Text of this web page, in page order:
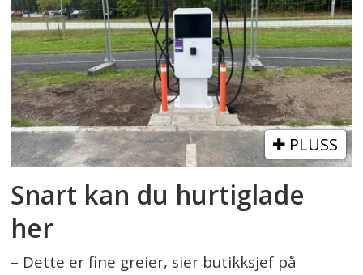
PLUSS
Snart kan du hurtiglade
her
– Dette er fine greier, sier butikksjef på